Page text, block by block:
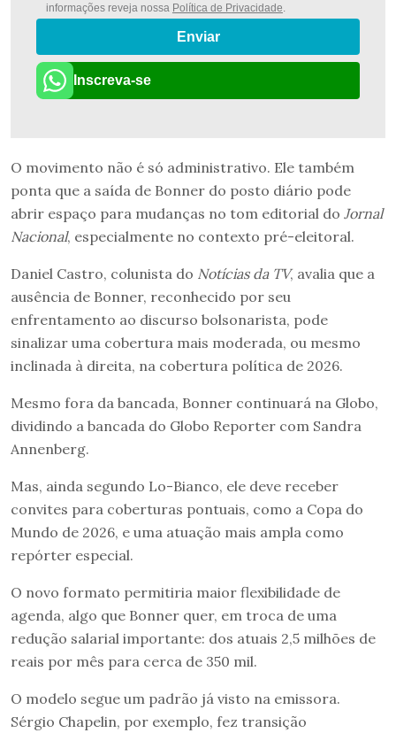
informações reveja nossa Política de Privacidade.
Enviar
Inscreva-se
O movimento não é só administrativo. Ele também
ponta que a saída de Bonner do posto diário pode
abrir espaço para mudanças no tom editorial do Jornal
Nacional, especialmente no contexto pré-eleitoral.
Daniel Castro, colunista do Notícias da TV, avalia que a
ausência de Bonner, reconhecido por seu
enfrentamento ao discurso bolsonarista, pode
sinalizar uma cobertura mais moderada, ou mesmo
inclinada à direita, na cobertura política de 2026.
Mesmo fora da bancada, Bonner continuará na Globo,
dividindo a bancada do Globo Reporter com Sandra
Annenberg.
Mas, ainda segundo Lo-Bianco, ele deve receber
convites para coberturas pontuais, como a Copa do
Mundo de 2026, e uma atuação mais ampla como
repórter especial.
O novo formato permitiria maior flexibilidade de
agenda, algo que Bonner quer, em troca de uma
redução salarial importante: dos atuais 2,5 milhões de
reais por mês para cerca de 350 mil.
O modelo segue um padrão já visto na emissora.
Sérgio Chapelin, por exemplo, fez transição